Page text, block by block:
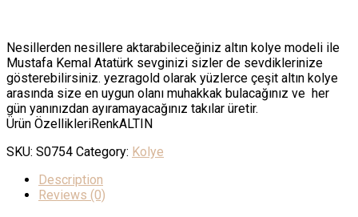
Nesillerden nesillere aktarabileceğiniz altın kolye modeli ile
Mustafa Kemal Atatürk sevginizi sizler de sevdiklerinize
gösterebilirsiniz. yezragold olarak yüzlerce çeşit altın kolye
arasında size en uygun olanı muhakkak bulacağınız ve her
gün yanınızdan ayıramayacağınız takılar üretir.
Ürün ÖzellikleriRenkALTIN
SKU: S0754 Category: Kolye
Description
Reviews (0)